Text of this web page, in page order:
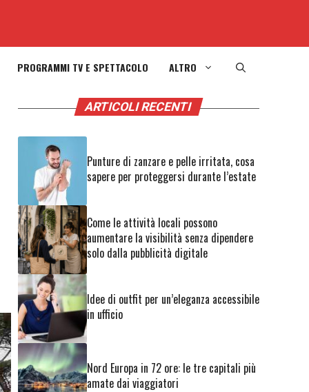
PROGRAMMI TV E SPETTACOLO ALTRO
ARTICOLI RECENTI
Punture di zanzare e pelle irritata, cosa
sapere per proteggersi durante l’estate
Come le attività locali possono
aumentare la visibilità senza dipendere
solo dalla pubblicità digitale
Idee di outfit per un’eleganza accessibile
in ufficio
Nord Europa in 72 ore: le tre capitali più
amate dai viaggiatori